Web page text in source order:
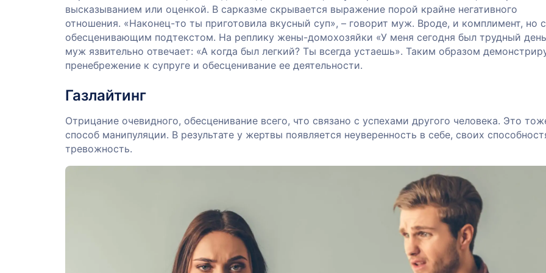
высказыванием или оценкой. В сарказме скрывается выражение порой крайне негативного
отношения. «Наконец-то ты приготовила вкусный суп», – говорит муж. Вроде, и комплимент, но с
обесценивающим подтекстом. На реплику жены-домохозяйки «У меня сегодня был трудный
муж язвительно отвечает: «А когда был легкий? Ты всегда устаешь». Таким образом
пренебрежение к супруге и обесценивание ее деятельности.
Газлайтинг
Отрицание очевидного, обесценивание всего, что связано с успехами другого человека. Это
способ манипуляции. В результате у жертвы появляется неуверенность в себе, своих
тревожность.